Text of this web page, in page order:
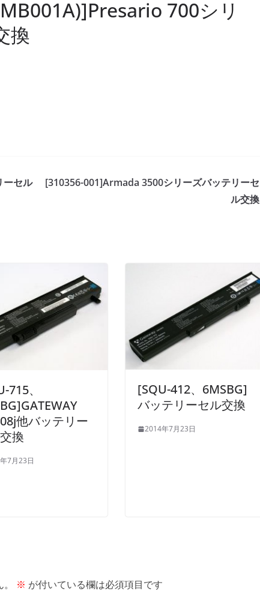
700シリ
換
ーセル
[310356-001]Armada 3500シリーズバッテリーセ
ル交換
715、
他バッテリー
換
7月23日
[SQU-412、6MSBG]
バッテリーセル交換
2014年7月23日
※ が付いている欄は必須項目です